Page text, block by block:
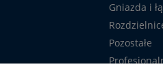
Gniazda i
Pozostałe